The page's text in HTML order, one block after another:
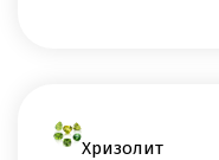
Хризолит